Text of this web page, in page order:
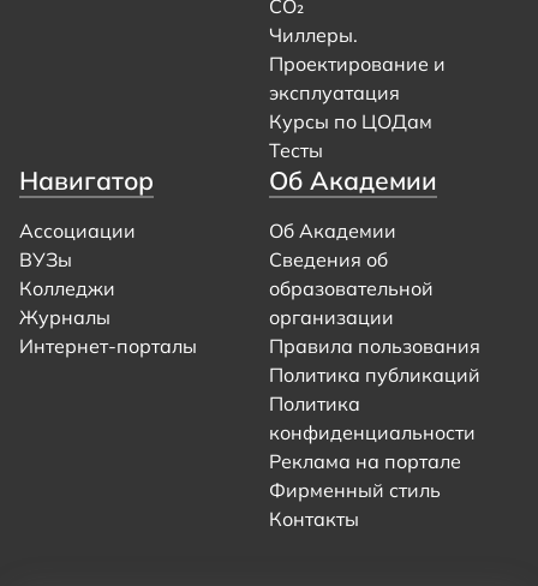
CO₂
Чиллеры.
Проектирование и
эксплуатация
Курсы по ЦОДам
Тесты
Навигатор
Ассоциации
ВУЗы
Колледжи
Журналы
Интернет-порталы
Об Академии
Об Академии
Сведения об
образовательной
организации
Правила пользования
Политика публикаций
Политика
конфиденциальности
Реклама на портале
Фирменный стиль
Контакты